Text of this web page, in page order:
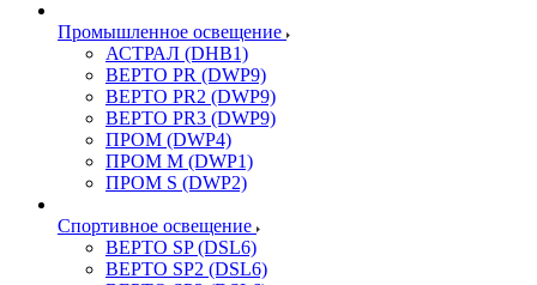
Промышленное освещение
АСТРАЛ (DHB1)
ВЕРТО PR (DWP9)
ВЕРТО PR2 (DWP9)
ВЕРТО PR3 (DWP9)
ПРОМ (DWP4)
ПРОМ M (DWP1)
ПРОМ S (DWP2)
Спортивное освещение
ВЕРТО SP (DSL6)
ВЕРТО SP2 (DSL6)